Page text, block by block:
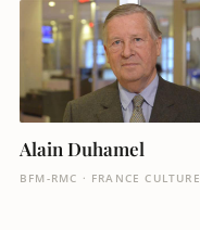
Alain Duhamel
BFM-RMC · FRANCE CULTURE